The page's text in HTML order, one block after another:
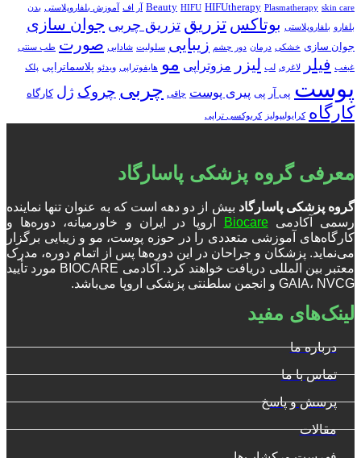
Beauty HIFU HIFUtherapy Plasmatherapy skin care آر اف آموزش بلفاروپلاستی بدن
بلفارو بلفاروپلاستی بوتاکس تزریق تزریق چربی جوان سازی
جوان سازی خشکی درمان دور چشم زیبایی سلولیت شادابی صورت طب سنتی
غبغب فیلر لاغری لب لیزر مزوتراپی مو هایفوتراپی ویدئو پلاسماتراپی پلک
پوست پی آر پی پیری پوست چاقی چربی چروک ژل کارگاه
کارگاه کرایولیپولیز کربوکسی تراپی
معرفی گروه پزشکی پاسارگاد
گروه پزشکی پاسارگاد بیش از دو دهه است که به عنوان تنها نماینده
رسمی آکادمیBiocare
اروپا در ایران و خاورمیانه، دوره‌ها و
کارگاه‌های آموزشی متعددی را در حوزه پوست، مو و زیبایی برگزار
می‌نماید. پزشکان و جراحان در این دوره‌ها پس از اتمام دوره، مدرک
معتبر بین المللی دریافت خواهند کرد. آکادمی BIOCARE مورد تأیید
GAIA، NVCG و انجمن سلطنتی پزشکی اروپا می‌باشد.
لینک‌های مفید
درباره ما
تماس با ما
پرسش و پاسخ
مقالات